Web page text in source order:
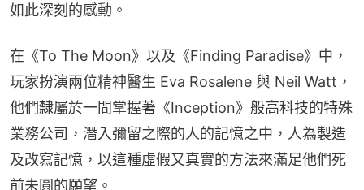
如此深刻的感動。
在《To The Moon》以及《Finding Paradise》中，
玩家扮演兩位精神醫生 Eva Rosalene 與 Neil Watt，
他們隸屬於一間掌握著《Inception》般高科技的特殊
業務公司，潛入彌留之際的人的記憶之中，人為製造
及改寫記憶，以這種虛假又真實的方法來滿足他們死
前未圓的願望。